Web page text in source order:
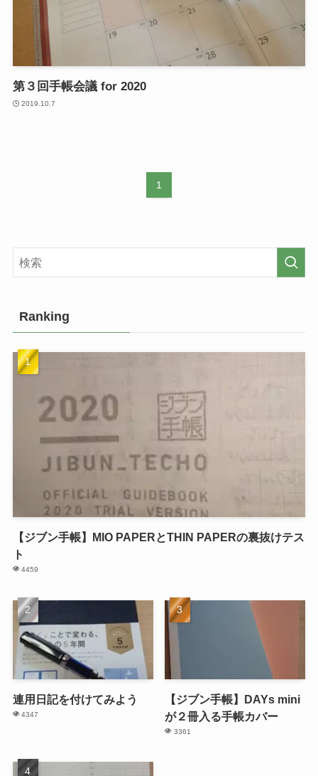
第３回手帳会議 for 2020
2019.10.7
1
Ranking
【ジブン手帳】MIO PAPERとTHIN PAPERの裏抜けテス
ト
4459
連用日記を付けてみよう
4347
【ジブン手帳】DAYs mini
が２冊入る手帳カバー
3361